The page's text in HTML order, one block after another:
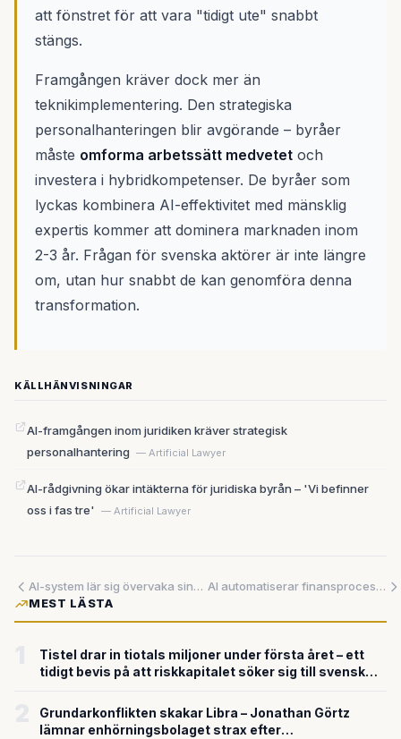
att fönstret för att vara "tidigt ute" snabbt
stängs.
Framgången kräver dock mer än
teknikimplementering. Den strategiska
personalhanteringen blir avgörande – byråer
måste omforma arbetssätt medvetet och
investera i hybridkompetenser. De byråer som
lyckas kombinera AI-effektivitet med mänsklig
expertis kommer att dominera marknaden inom
2-3 år. Frågan för svenska aktörer är inte längre
om, utan hur snabbt de kan genomföra denna
transformation.
KÄLLHÄNVISNINGAR
AI-framgången inom juridiken kräver strategisk
personalhantering — Artificial Lawyer
AI-rådgivning ökar intäkterna för juridiska byrån – 'Vi befinner
oss i fas tre' — Artificial Lawyer
AI-system lär sig övervaka sina egna tankeprocesser
AI automatiserar finansprocesser – med människan som övervakare
MEST LÄSTA
Tistel drar in tiotals miljoner under första året – ett
tidigt bevis på att riskkapitalet söker sig till svensk
Grundarkonflikten skakar Libra – Jonathan Görtz
lämnar enhörningsbolaget strax efter